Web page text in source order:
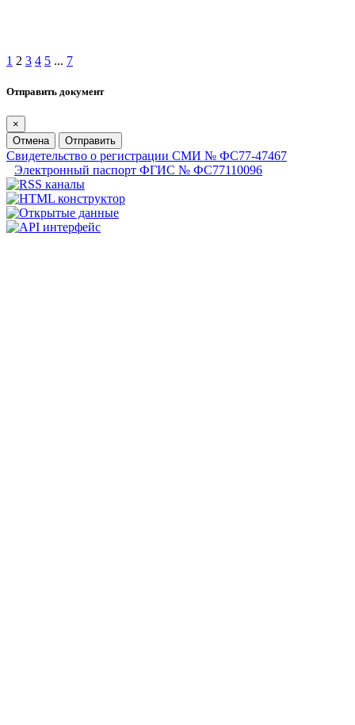
1 2 3 4 5 ... 7
Отправить документ
×
Отмена
Отправить
Свидетельство о регистрации СМИ № ФС77-47467
Электронный паспорт ФГИС № ФС77110096